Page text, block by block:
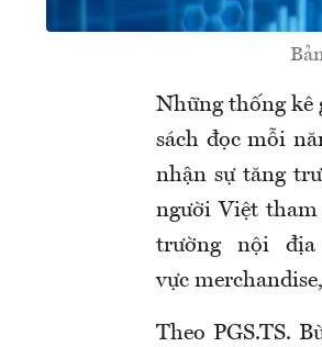
Những thống kê
sách đọc mỗi
nhận sự tăng
người Việt tham
trường nội
vực
Theo PGS.TS.